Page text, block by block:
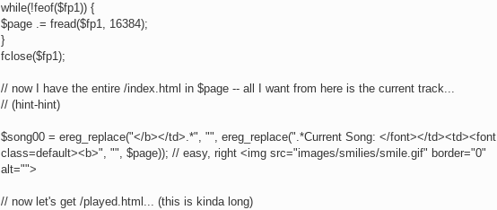
while(!feof($fp1)) {
$page .= fread($fp1, 16384);
}
fclose($fp1);
// now I have the entire /index.html in $page -- all I want from here is the current track...
// (hint-hint)
$song00 = ereg_replace("</b></td>.*", "", ereg_replace(".*Current Song: </font></td><td><font
class=default><b>", "", $page)); // easy, right <img src="images/smilies/smile.gif" border="0"
alt="">
// now let's get /played.html... (this is kinda long)